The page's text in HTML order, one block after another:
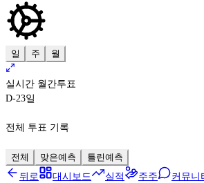
일 주 월
실시간 월간투표
D-23일
전체 투표 기록
전체 맞은예측
틀린예측
뒤로
대시보드 실적 주주 커뮤니